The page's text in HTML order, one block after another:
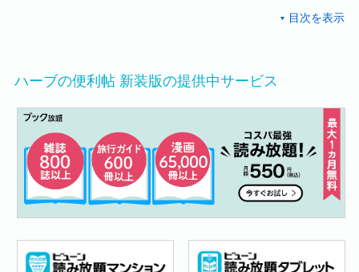
ハーブの便利帖 新装版の提供中サービス